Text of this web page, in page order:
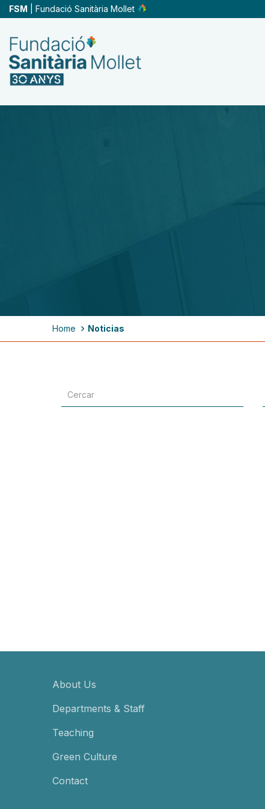
Skip
to
main
content
FSM | Fundació Sanitària Mollet
Breadcrumb
Home Noticias
About Us
Departments & Staff
Teaching
Green Culture
Contact